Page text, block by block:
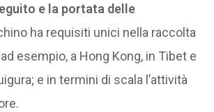
e la portata delle
ha requisiti unici nella raccolta
esempio, a Hong Kong, in Tibet e
e in termini di scala l’attività